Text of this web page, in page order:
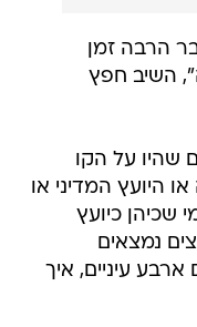
הרבה זמן
השיב חפץ
שהיו על הקו
היועץ המדיני או
שכיהן כיועץ
נמצאים
עיניים, איך